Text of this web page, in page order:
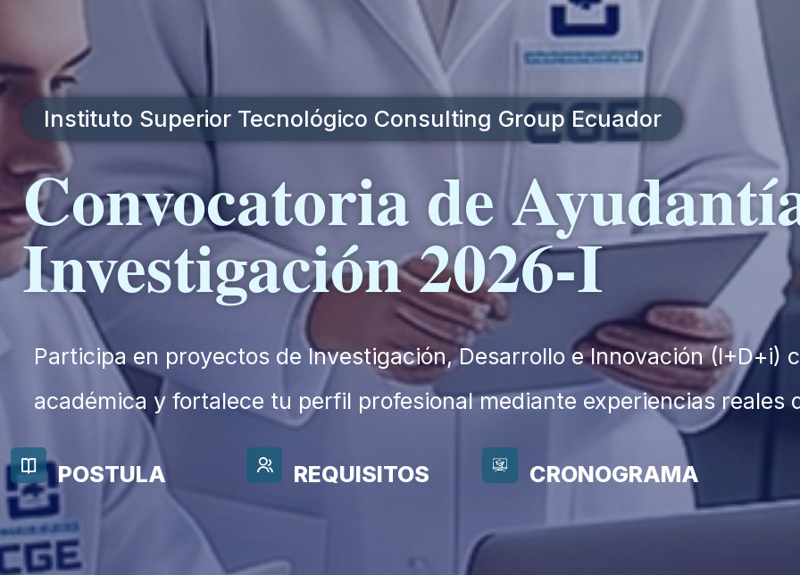
Instituto Superior Tecnológico Consulting Group Ecuador
Convocatoria de
Investigación 2026-I
Participa en proyectos de Investigación, Desarrollo e Innovación (I+D+i)
académica y fortalece tu perfil profesional mediante experiencias reales
POSTULA REQUISITOS CRONOGRAMA